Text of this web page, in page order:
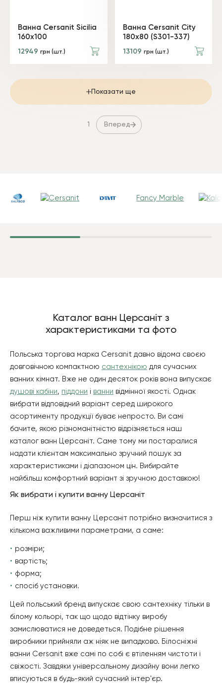
Ванна Cersanit Sicilia
160x100
12949 грн (шт.)
Ванна Cersanit City
180x80 (S301-337)
13109 грн (шт.)
Показати ще
1 Вперед
Fancy Marble
Каталог ванн Церсаніт з
характеристиками та фото
Польська торгова марка Cersanit давно відома своєю
довговічною компактною сантехнікою для сучасних
ванних кімнат. Вже не один десяток років вона випускає
душові кабіни, піддони і ванни відмінної якості. Однак
вибрати відповідний варіант серед широкого
асортименту продукції буває непросто. Ви самі
бачите, якою різноманітністю відрізняється наш
каталог ванн Церсаніт. Саме тому ми постаралися
надати клієнтам максимально зручний пошук за
характеристиками і діапазоном цін. Вибирайте
найбільш комфортний варіант зі зручною доставкою!
Як вибрати і купити ванну Церсаніт
Перш ніж купити ванну Церсаніт потрібно визначитися з
кількома важливими параметрами, а саме:
розміри;
вартість;
форма;
спосіб установки.
Цей польський бренд випускає свою сантехніку тільки в
білому кольорі, так що щодо відтінку виробу
замислюватися не доведеться. Подібне рішення
виробники прийняли аж ніяк не випадково. Білосніжні
ванни Cersanit вже самі по собі є втіленням чистоти і
свіжості. Завдяки універсальному дизайну вони легко
вписуються в будь-який сучасний інтер'єр.